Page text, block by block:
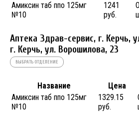
Амиксин таб ппо 125мг
№10
1241
руб.
Аптека Здрав-сервис, г. Керчь,
г. Керчь, ул. Ворошилова, 23
ВЫБРАТЬ ОТДЕЛЕНИЕ
Название Цена
Амиксин таб ппо 125мг
№10
1329.15
руб.